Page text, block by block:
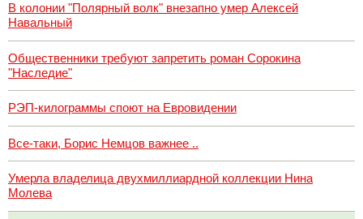
В колонии "Полярный волк" внезапно умер Алексей
Навальный
Общественники требуют запретить роман Сорокина
"Наследие"
РЭП-килограммы споют на Евровидении
Все-таки, Борис Немцов важнее ..
Умерла владелица двухмиллиардной коллекции Нина
Молева